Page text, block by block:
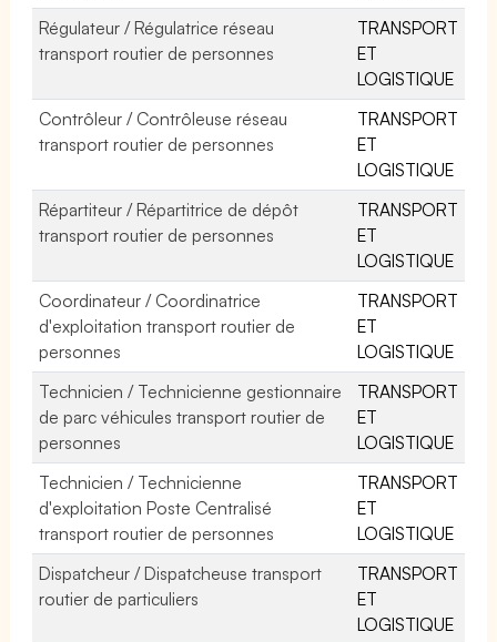
Régulateur / Régulatrice réseau
transport routier de personnes
TRANSPORT
ET
LOGISTIQUE
Contrôleur / Contrôleuse réseau
transport routier de personnes
TRANSPORT
ET
LOGISTIQUE
Répartiteur / Répartitrice de dépôt
transport routier de personnes
TRANSPORT
ET
LOGISTIQUE
Coordinateur / Coordinatrice
d'exploitation transport routier de
personnes
TRANSPORT
ET
LOGISTIQUE
Technicien / Technicienne gestionnaire
de parc véhicules transport routier de
personnes
TRANSPORT
ET
LOGISTIQUE
Technicien / Technicienne
d'exploitation Poste Centralisé
transport routier de personnes
TRANSPORT
ET
LOGISTIQUE
Dispatcheur / Dispatcheuse transport
routier de particuliers
TRANSPORT
ET
LOGISTIQUE